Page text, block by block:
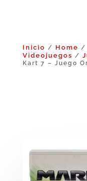
Inicio / Home /
Videojuegos /
Kart 7 – Juego